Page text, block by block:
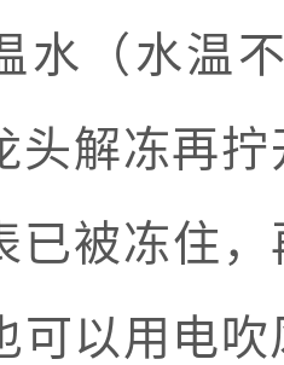
水
（水温
头解冻再拧
已被冻住
可以用电